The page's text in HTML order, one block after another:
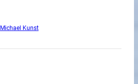
Michael Kunst